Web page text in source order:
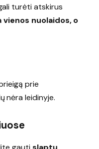
turėti atskirus
vienos nuolaidos, o
prie
nėra leidinyje.